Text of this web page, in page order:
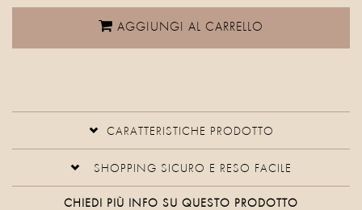
AGGIUNGI AL CARRELLO
CARATTERISTICHE PRODOTTO
SHOPPING SICURO E RESO FACILE
CHIEDI PIÙ INFO SU QUESTO PRODOTTO